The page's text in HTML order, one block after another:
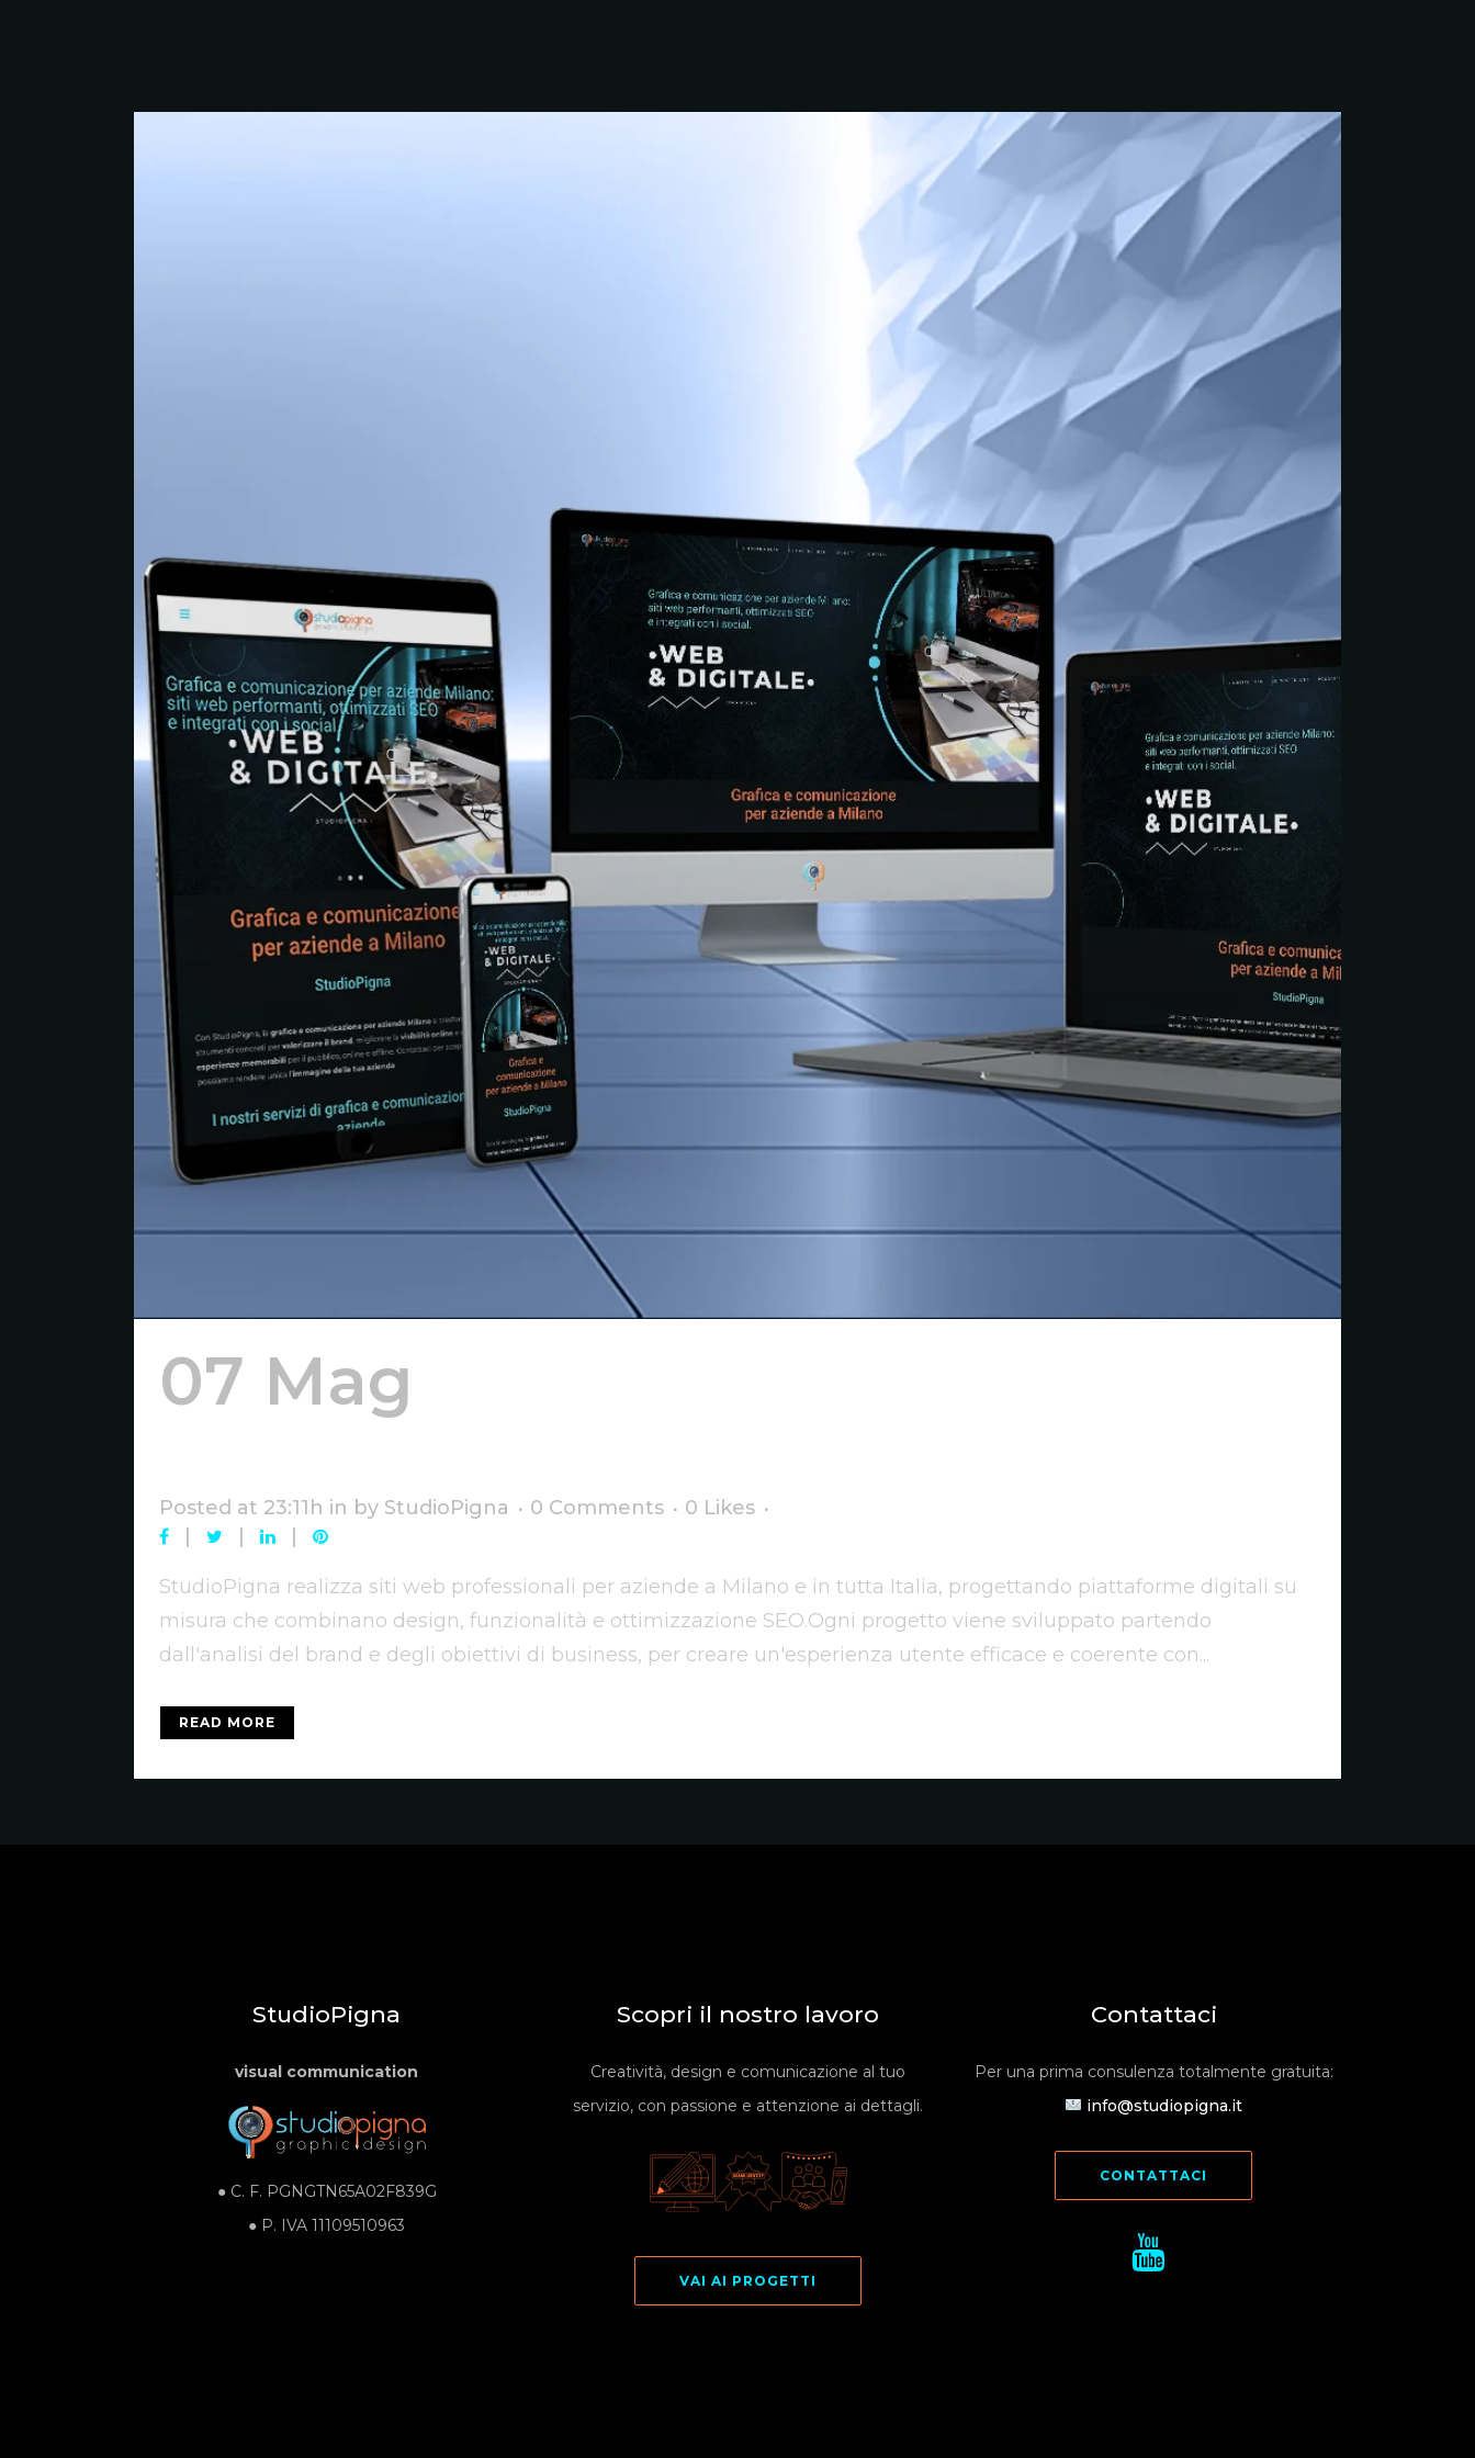
07 Mag
Posted at 23:11h in by StudioPigna 0 Comments 0 Likes
StudioPigna realizza siti web professionali per aziende a Milano e in tutta Italia, progettando piattaforme digitali su
misura che combinano design, funzionalità e ottimizzazione SEO.Ogni progetto viene sviluppato partendo
dall'analisi del brand e degli obiettivi di business, per creare un'esperienza utente efficace e coerente con...
READ MORE
StudioPigna
visual communication
● C. F. PGNGTN65A02F839G
● P. IVA11109510963
Scopri il nostro lavoro
Creatività, design e comunicazione al tuo
servizio, con passione e attenzione ai dettagli.
VAI AI PROGETTI
Contattaci
Per una prima consulenza totalmente gratuita:
info@studiopigna.it
CONTATTACI